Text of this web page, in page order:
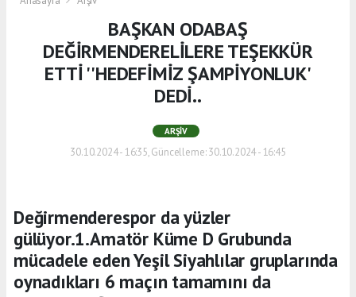
BAŞKAN ODABAŞ
DEĞİRMENDERELİLERE TEŞEKKÜR
ETTİ ''HEDEFİMİZ ŞAMPİYONLUK'
DEDİ..
ARŞIV
30.10.2024 - 16:35, Güncelleme: 30.10.2024 - 16:45
Değirmenderespor da yüzler
gülüyor.1.Amatör Küme D Grubunda
mücadele eden Yeşil Siyahlılar gruplarında
oynadıkları 6 maçın tamamını da